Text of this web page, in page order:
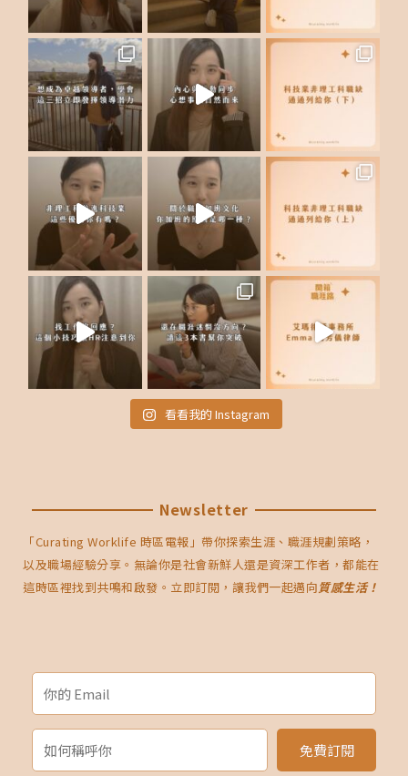
看看我的 Instagram
Newsletter
「Curating Worklife 時區電報」帶你探索生涯、職涯規劃策略，
以及職場經驗分享。無論你是社會新鮮人還是資深工作者，都能在
這時區裡找到共鳴和啟發。立即訂閱，讓我們一起邁向質感生活！
免費訂閱